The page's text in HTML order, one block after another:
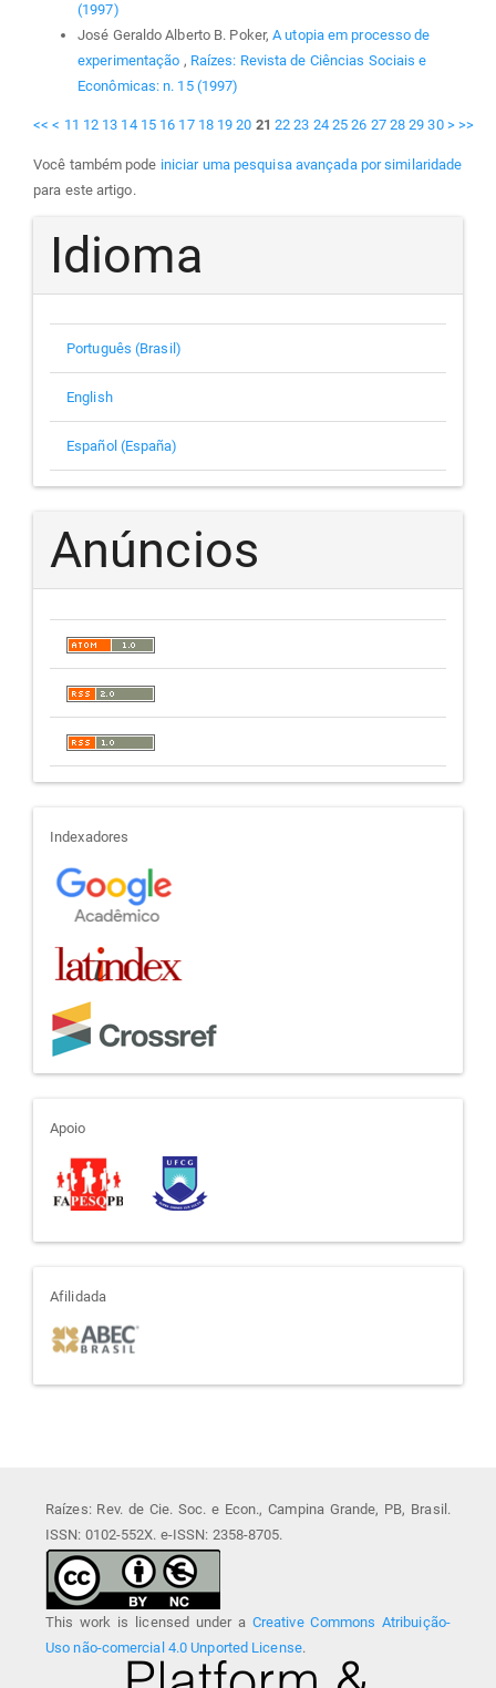
(1997)
José Geraldo Alberto B. Poker,A utopia em processo de
experimentação , Raízes: Revista de Ciências Sociais e
Econômicas: n. 15 (1997)
<< < 11 12 13 14 15 16 17 18 19 20 21 22 23 24 25 26 27 28 29 30 > >>
Você também pode iniciar uma pesquisa avançada por similaridade
para este artigo.
Idioma
Português (Brasil)
English
Español (España)
Anúncios
indexadores
Indexadores
apoio
Apoio
afiliada
Afilidada
Raízes: Rev. de Cie. Soc. e Econ., Campina Grande, PB, Brasil.
ISSN: 0102-552X. e-ISSN: 2358-8705.
This work is licensed under a Creative Commons Atribuição-
Uso não-comercial 4.0 Unported License.